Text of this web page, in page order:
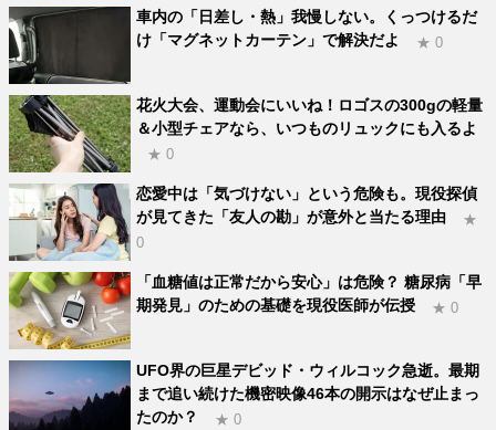
車内の「日差し・熱」我慢しない。くっつけるだ
け「マグネットカーテン」で解決だよ
★ 0
花火大会、運動会にいいね！ロゴスの300gの軽量
＆小型チェアなら、いつものリュックにも入るよ
★ 0
恋愛中は「気づけない」という危険も。現役探偵
が見てきた「友人の勘」が意外と当たる理由
★
0
「血糖値は正常だから安心」は危険？ 糖尿病「早
期発見」のための基礎を現役医師が伝授
★ 0
UFO界の巨星デビッド・ウィルコック急逝。最期
まで追い続けた機密映像46本の開示はなぜ止まっ
たのか？
★ 0